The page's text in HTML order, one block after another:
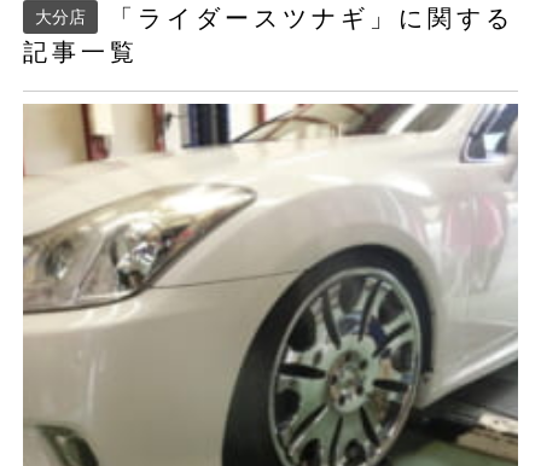
大分店
「ライダースツナギ」に関する
記事一覧